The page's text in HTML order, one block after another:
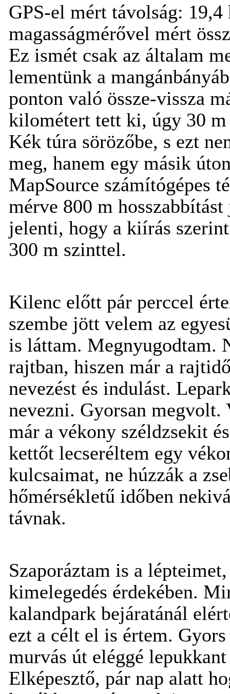
GPS-el mért távolság:
magasságmérővel mért
Ez ismét csak az általam
lementünk a
ponton való össze-vissza
kilométert tett ki, úgy 30
Kék túra sörözőbe, s ezt
meg, hanem egy másik
MapSource számítógépes
mérve 800 m
jelenti, hogy a kiírás
300 m szinttel.
Kilenc előtt pár perccel
szembe jött velem az
is láttam. Megnyugodtam.
rajtban, hiszen már a
nevezést és indulást.
nevezni. Gyorsan
már a vékony széldzsekit
kettőt lecseréltem egy
kulcsaimat, ne húzzák a
hőmérsékletű időben
távnak.
Szaporáztam is a
kimelegedés érdekében.
kalandpark bejáratánál
ezt a célt el is értem.
murvás út eléggé
Elképesztő, pár nap alatt